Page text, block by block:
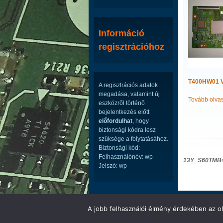
T400HW01
Tovább
Információ
regisztrációhoz
A regisztrációs adatok
megadása, valamint új
eszközről történő
bejelentkezés előtt
előfordulhat, hogy
biztonsági kódra lesz
szüksége a folytatásához.
Biztonsági kód:
Felhasználónév: wp
Jelszó: wp
LED ÉS LCD TV ALKATRÉSZEK
A jobb felhasználói élmény érdekében az